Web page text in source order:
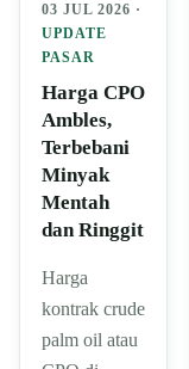
03 JUL 2026 ·
UPDATE
PASAR
Harga CPO
Ambles,
Terbebani
Minyak
Mentah
dan Ringgit
Harga
kontrak crude
palm oil atau